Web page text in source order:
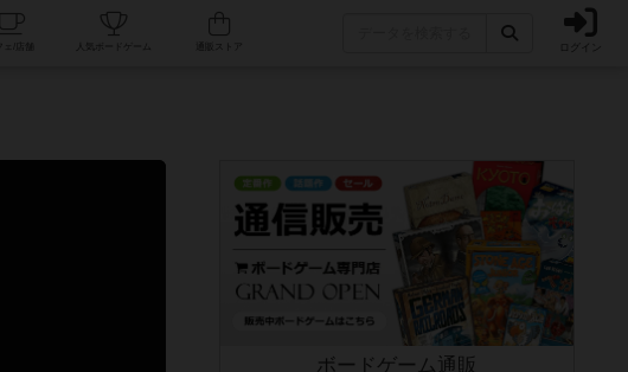
人気ボードゲーム ログイン
ボードゲーム通販